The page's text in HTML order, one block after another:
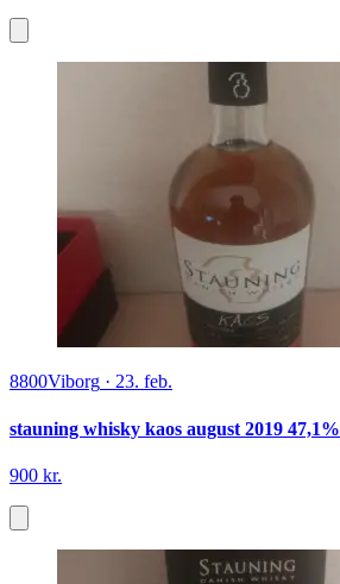
8800Viborg · 23. feb.
stauning whisky kaos august 2019 47,1%
900 kr.